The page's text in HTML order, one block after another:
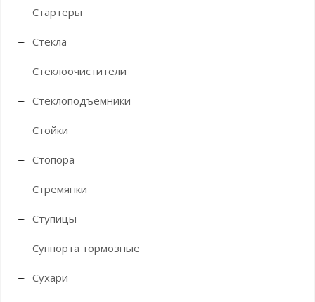
Стартеры
Стекла
Стеклоочистители
Стеклоподъемники
Стойки
Стопора
Стремянки
Ступицы
Суппорта тормозные
Сухари